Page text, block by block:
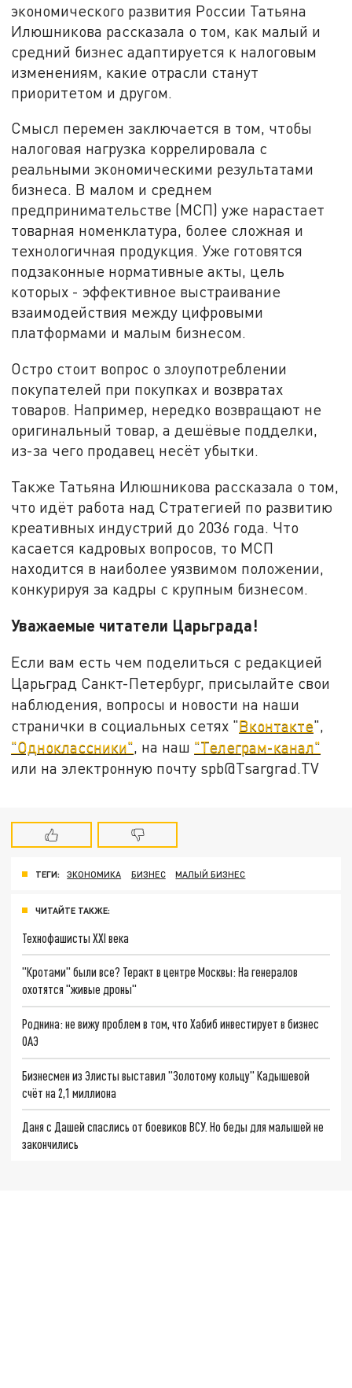
экономического развития России Татьяна
Илюшникова рассказала о том, как малый и
средний бизнес адаптируется к налоговым
изменениям, какие отрасли станут
приоритетом и другом.
Смысл перемен заключается в том, чтобы
налоговая нагрузка коррелировала с
реальными экономическими результатами
бизнеса. В малом и среднем
предпринимательстве (МСП) уже нарастает
товарная номенклатура, более сложная и
технологичная продукция. Уже готовятся
подзаконные нормативные акты, цель
которых - эффективное выстраивание
взаимодействия между цифровыми
платформами и малым бизнесом.
Остро стоит вопрос о злоупотреблении
покупателей при покупках и возвратах
товаров. Например, нередко возвращают не
оригинальный товар, а дешёвые подделки,
из-за чего продавец несёт убытки.
Также Татьяна Илюшникова рассказала о том,
что идёт работа над Стратегией по развитию
креативных индустрий до 2036 года. Что
касается кадровых вопросов, то МСП
находится в наиболее уязвимом положении,
конкурируя за кадры с крупным бизнесом.
Уважаемые читатели Царьграда!
Если вам есть чем поделиться с редакцией
Царьград Санкт-Петербург, присылайте свои
наблюдения, вопросы и новости на наши
странички в социальных сетях "Вконтакте",
"Одноклассники", на наш "Телеграм-канал"
или на электронную почту spb@Tsargrad.TV
ТЕГИ: ЭКОНОМИКА БИЗНЕС МАЛЫЙ БИЗНЕС
ЧИТАЙТЕ ТАКЖЕ:
Технофашисты XXI века
"Кротами" были все? Теракт в центре Москвы: На генералов
охотятся "живые дроны"
Роднина: не вижу проблем в том, что Хабиб инвестирует в бизнес
ОАЭ
Бизнесмен из Элисты выставил "Золотому кольцу" Кадышевой
счёт на 2,1 миллиона
Даня с Дашей спаслись от боевиков ВСУ. Но беды для малышей не
закончились